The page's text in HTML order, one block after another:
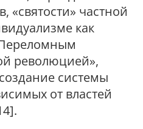
«святости» частной
как
революцией»,
системы
от властей